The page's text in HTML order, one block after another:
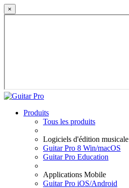
×
Produits
Tous les produits
Logiciels d'édition musicale
Guitar Pro 8 Win/macOS
Guitar Pro Education
Applications Mobile
Guitar Pro iOS/Android